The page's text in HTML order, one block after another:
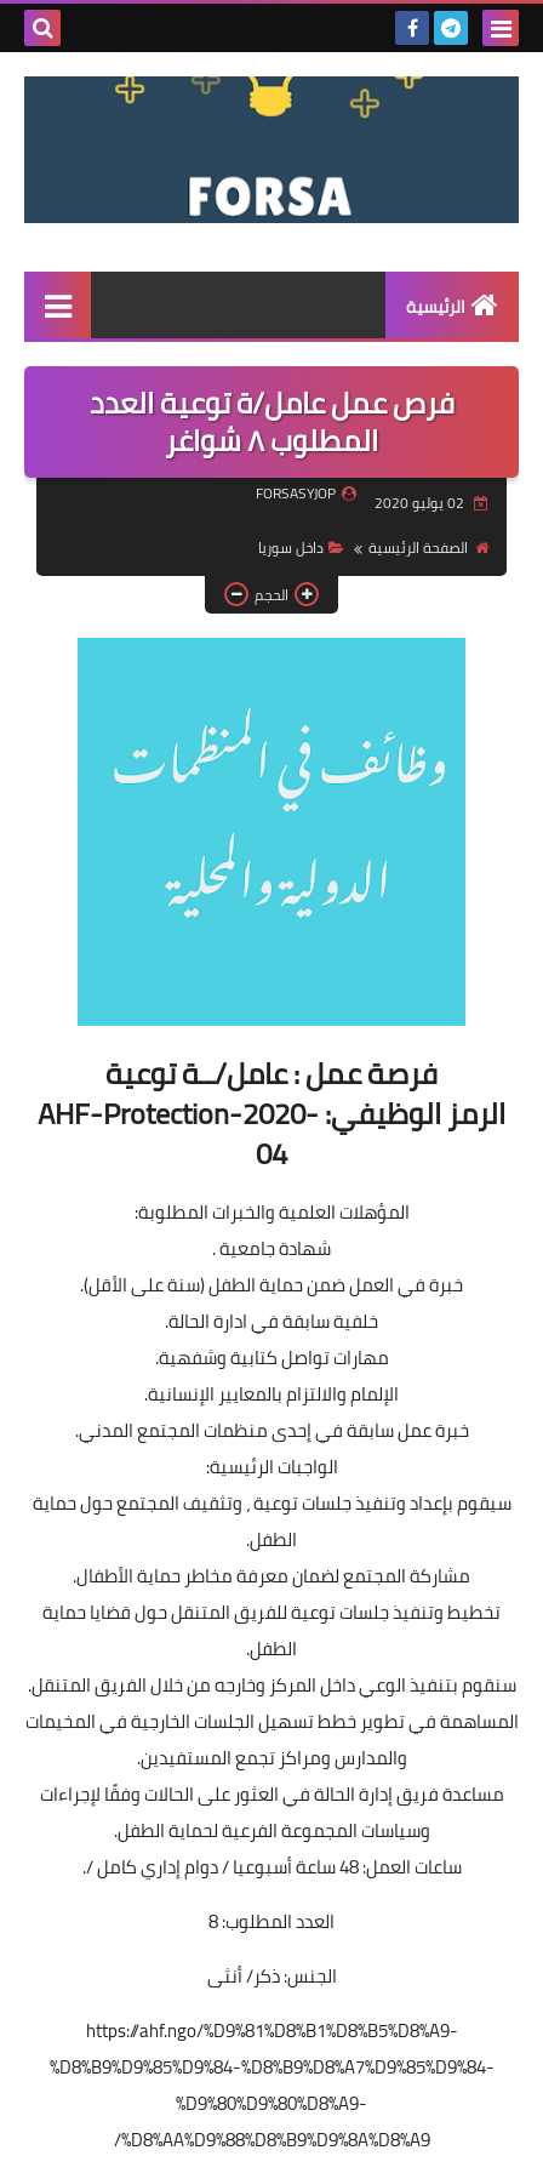
بحث
الرئيسية
القائمة
مناقصات
فرص عمل داخل سوريا
فرص عمل في العراق
فرص عمل في اليمن
دورات تدريبية
فرص عمل عامل/ة توعية العدد
المطلوب ٨ شواغر
FORSASYJOP
الصفحة الرئيسية
داخل سوريا
الحجم
فرصة عمل : عامل/ــة توعية
الرمز الوظيفي: AHF-Protection-2020-
04
المؤهلات العلمية والخبرات المطلوبة:
شهادة جامعية .
خبرة في العمل ضمن حماية الطفل (سنة على الأقل).
خلفية سابقة في ادارة الحالة.
مهارات تواصل كتابية وشفهية.
الإلمام والالتزام بالمعايير الإنسانية.
خبرة عمل سابقة في إحدى منظمات المجتمع المدني.
الواجبات الرئيسية:
سيقوم بإعداد وتنفيذ جلسات توعية ، وتثقيف المجتمع حول حماية
الطفل.
مشاركة المجتمع لضمان معرفة مخاطر حماية الأطفال.
تخطيط وتنفيذ جلسات توعية للفريق المتنقل حول قضايا حماية
الطفل.
سنقوم بتنفيذ الوعي داخل المركز وخارجه من خلال الفريق المتنقل.
المساهمة في تطوير خطط تسهيل الجلسات الخارجية في المخيمات
والمدارس ومراكز تجمع المستفيدين.
مساعدة فريق إدارة الحالة في العثور على الحالات وفقًا لإجراءات
وسياسات المجموعة الفرعية لحماية الطفل.
ساعات العمل: 48 ساعة أسبوعيا / دوام إداري كامل /.
العدد المطلوب: 8
الجنس: ذكر/ أنثى
https://ahf.ngo/%D9%81%D8%B1%D8%B5%D8%A9-
%D8%B9%D9%85%D9%84-%D8%B9%D8%A7%D9%85%D9%84-
%D9%80%D9%80%D8%A9-
%D8%AA%D9%88%D8%B9%D9%8A%D8%A9/